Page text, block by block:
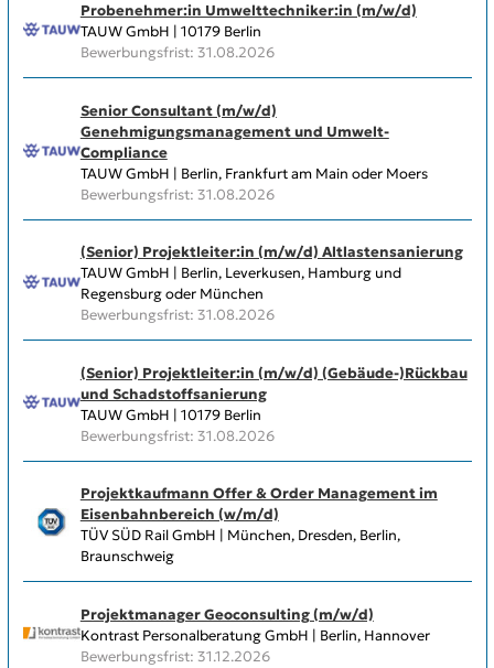
Probenehmer:in Umwelttechniker:in (m/w/d)
TAUW GmbH | 10179 Berlin
Bewerbungsfrist: 31.08.2026
Senior Consultant (m/w/d)
Genehmigungsmanagement und Umwelt-
Compliance
TAUW GmbH | Berlin, Frankfurt am Main oder Moers
Bewerbungsfrist: 31.08.2026
(Senior) Projektleiter:in (m/w/d) Altlastensanierung
TAUW GmbH | Berlin, Leverkusen, Hamburg und
Regensburg oder München
Bewerbungsfrist: 31.08.2026
(Senior) Projektleiter:in (m/w/d) (Gebäude-)Rückbau
und Schadstoffsanierung
TAUW GmbH | 10179 Berlin
Bewerbungsfrist: 31.08.2026
Projektkaufmann Offer & Order Management im
Eisenbahnbereich (w/m/d)
TÜV SÜD Rail GmbH | München, Dresden, Berlin,
Braunschweig
Projektmanager Geoconsulting (m/w/d)
Kontrast Personalberatung GmbH | Berlin, Hannover
Bewerbungsfrist: 31.12.2026